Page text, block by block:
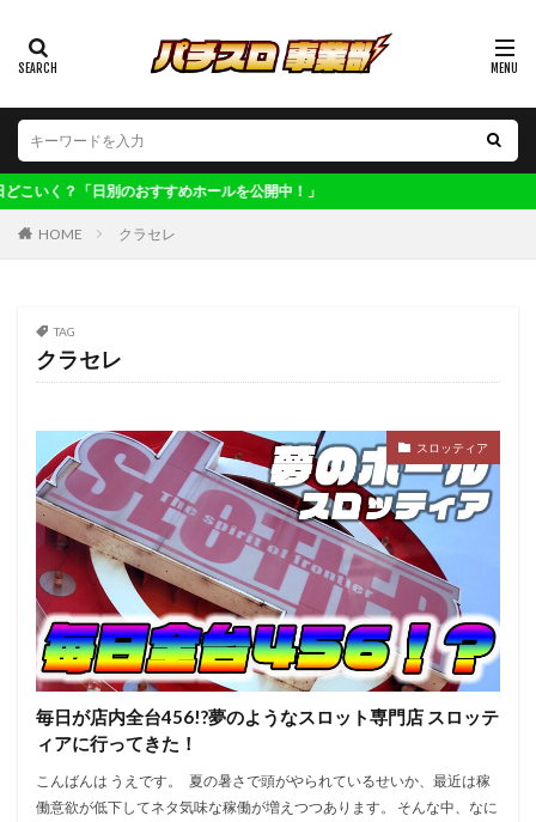
ホールを公開中！」
HOME クラセレ
TAG
クラセレ
スロッティア
毎日が店内全台456!?夢のようなスロット専門店 スロッテ
ィアに行ってきた！
こんばんは うえです。 夏の暑さで頭がやられているせいか、最近は稼
働意欲が低下してネタ気味な稼働が増えつつあります。 そんな中、なに
カテゴリー
123博多 偽物語
ワンダーランド南ヶ丘
ワンダーランド太刀洗
ワンダーランド福岡東
ワンダーランド香椎2
共通ベル
収支
大型連休 大晦日 子役
実践
寺ひまわり軍団
ワンダーランド三潴
レア台
年末年始
マジハロ
ファンキー
ファンキージャグラー
ファンファクトリー栄
フェイス飯塚
ブラクラ4 プラザ2
プラザ3
ベル抜き
マイジャグ
マイジャグラー
マギアレコード
マクロス２
マシンガン
マジハロ5
ルパン マジハロ8
マルハン
マルハン二又瀬
ミリオンゴッド
モンキー2
モンハン狂竜
モンハン黄金
ラキ海